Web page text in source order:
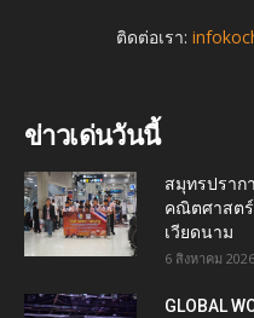
ติดต่อเรา:
ข่าวเด่นวันนี้
สมุทรปราก
คณิตศาสตร์
เวียดนาม
6 สิงหาคม 2026
GLOBAL